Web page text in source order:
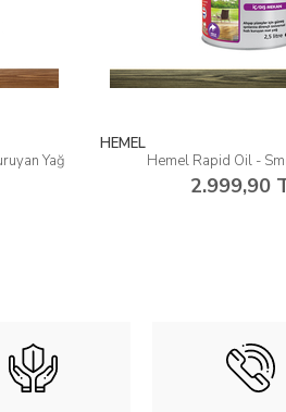
Oak
Hemel Rapid Oil -